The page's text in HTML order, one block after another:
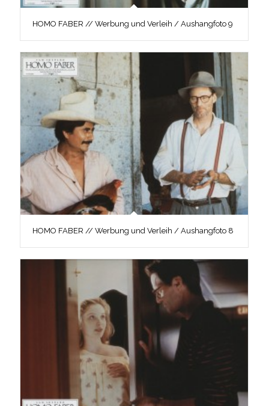
HOMO FABER // Werbung und Verleih / Aushangfoto 9
HOMO FABER // Werbung und Verleih / Aushangfoto 8